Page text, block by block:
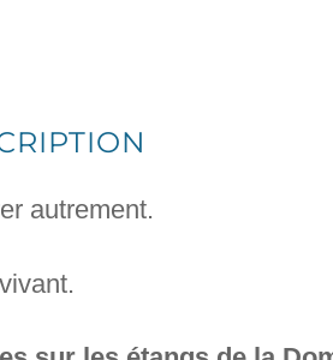
autrement.